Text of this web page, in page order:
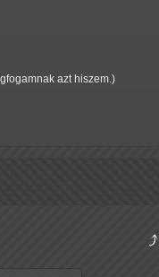
azt hiszem.)